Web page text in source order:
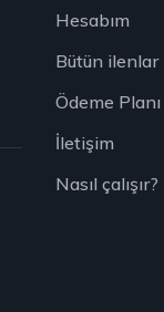
Hesabım
Bütün ilenlar
Ödeme Planı
İletişim
Nasıl çalışır?